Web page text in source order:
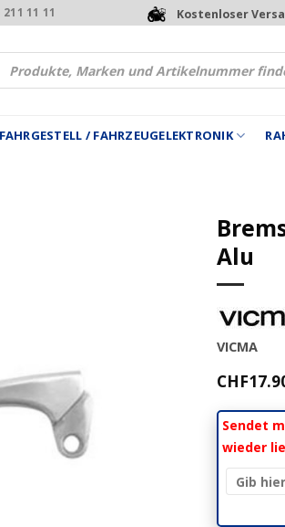
211 11 11 Kostenloser
search
FAHRGESTELL / FAHRZEUGELEKTRONIK
Alu
VICMA
CHF
Sendet
wieder